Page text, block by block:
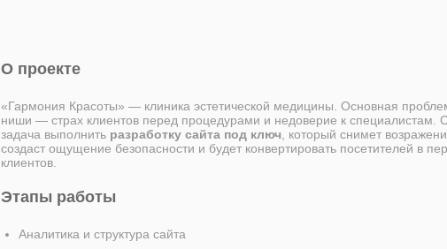
О проекте
«Гармония Красоты» — клиника эстетической медицины. Основная
ниши — страх клиентов перед процедурами и недоверие к специалистам.
задача выполнить разработку сайта под ключ, который снимет
создаст ощущение безопасности и будет конвертировать посетителей в
клиентов.
Этапы работы
Аналитика и структура сайта